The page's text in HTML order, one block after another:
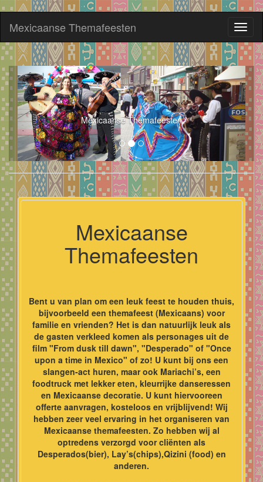
Mexicaanse Themafeesten
Mexicaanse Themafeesten
Mexicaanse
Themafeesten
Bent u van plan om een leuk feest te houden thuis,
bijvoorbeeld een themafeest (Mexicaans) voor
familie en vrienden? Het is dan natuurlijk leuk als
de gasten verkleed komen als personages uit de
film "From dusk till dawn", "Desperado" of "Once
upon a time in Mexico" of zo! U kunt bij ons een
slangen-act huren, maar ook Mariachi’s, een
foodtruck met lekker eten, kleurrijke danseressen
en Mexicaanse decoratie. U kunt hiervooreen
offerte aanvragen, kosteloos en vrijblijvend! Wij
hebben zeer veel ervaring in het organiseren van
Mexicaanse themafeesten. Zo hebben wij al
optredens verzorgd voor cliënten als
Desperados(bier), Lay’s(chips),Qizini (food) en
anderen.